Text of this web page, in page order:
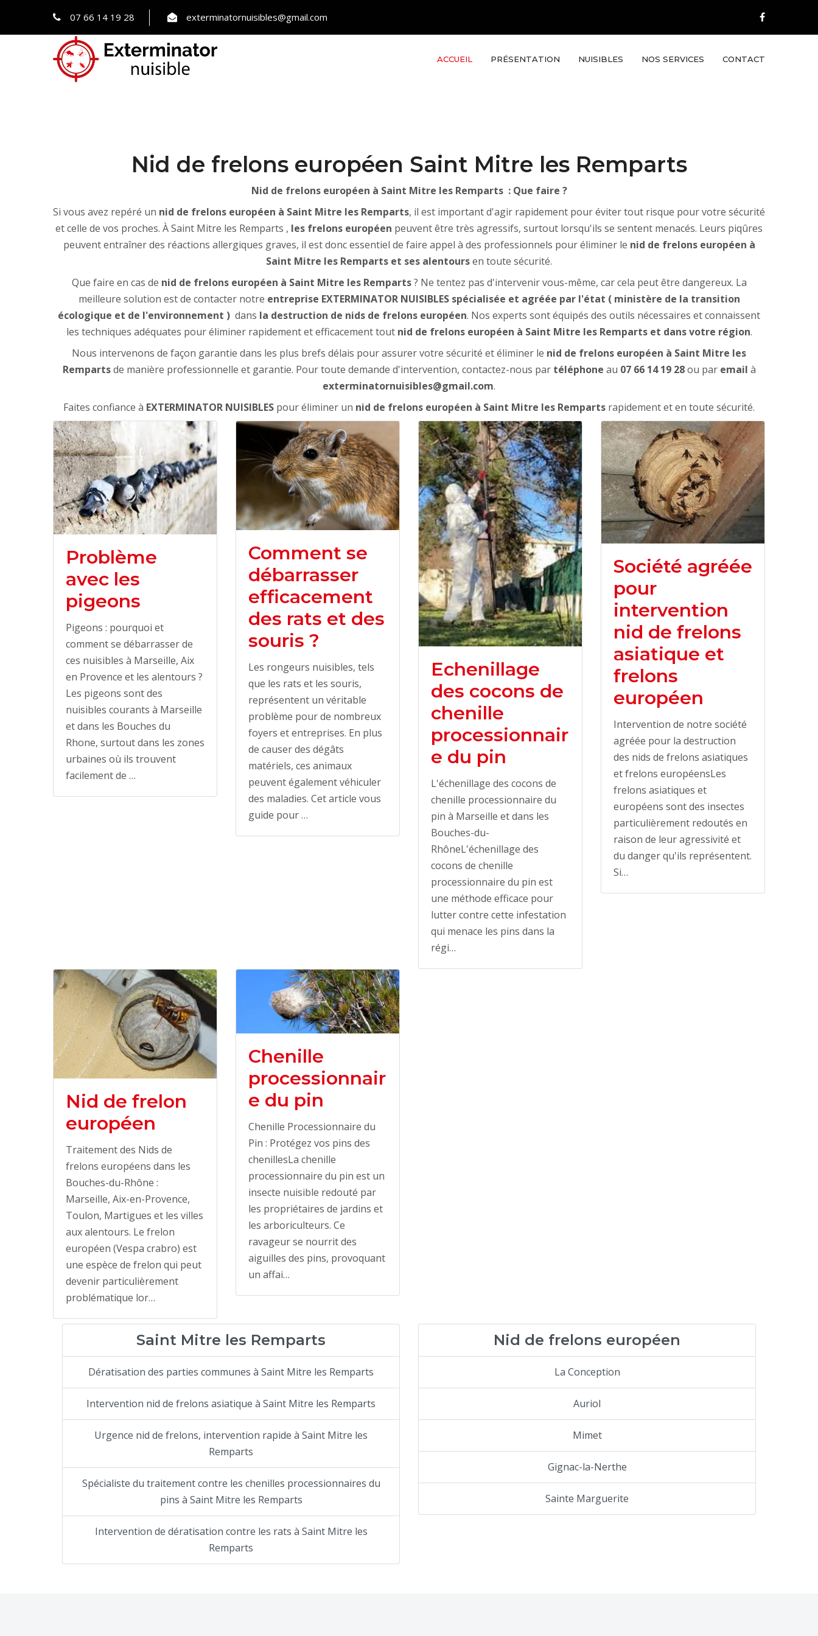
07 66 14 19 28 exterminatornuisibles@gmail.com
ACCUEIL PRÉSENTATION NUISIBLES NOS SERVICES CONTACT
Nid de frelons européen Saint Mitre les Remparts
Nid de frelons européen à Saint Mitre les Remparts : Que faire ?
Si vous avez repéré un nid de frelons européen à Saint Mitre les Remparts, il est important d'agir rapidement pour éviter tout risque pour votre sécurité
et celle de vos proches. À Saint Mitre les Remparts , les frelons européen peuvent être très agressifs, surtout lorsqu'ils se sentent menacés. Leurs piqûres
peuvent entraîner des réactions allergiques graves, il est donc essentiel de faire appel à des professionnels pour éliminer le nid de frelons européen à
Saint Mitre les Remparts et ses alentoursen toute sécurité.
Que faire en cas de nid de frelons européen à Saint Mitre les Remparts? Ne tentez pas d'intervenir vous-même, car cela peut être dangereux. La
meilleure solution est de contacter notre entreprise EXTERMINATOR NUISIBLES spécialisée et agréée par l'état ( ministère de la transition
écologique et de l'environnement ) dans la destruction de nids de frelons européen. Nos experts sont équipés des outils nécessaires et connaissent
les techniques adéquates pour éliminer rapidement et efficacement tout nid de frelons européen à Saint Mitre les Remparts et dans votre région.
Nous intervenons de façon garantie dans les plus brefs délais pour assurer votre sécurité et éliminer le nid de frelons européen à Saint Mitre les
Rempartsde manière professionnelle et garantie. Pour toute demande d'intervention, contactez-nous par téléphone au 07 66 14 19 28ou par email à
exterminatornuisibles@gmail.com.
Faites confiance à EXTERMINATOR NUISIBLES pour éliminer un nid de frelons européen à Saint Mitre les Remparts rapidement et en toute sécurité.
Problème
avec les
pigeons
Pigeons : pourquoi et
comment se débarrasser de
ces nuisibles à Marseille, Aix
en Provence et les alentours ?
Les pigeons sont des
nuisibles courants à Marseille
et dans les Bouches du
Rhone, surtout dans les zones
urbaines où ils trouvent
facilement de …
Comment se
débarrasser
efficacement
des rats et des
souris ?
Les rongeurs nuisibles, tels
que les rats et les souris,
représentent un véritable
problème pour de nombreux
foyers et entreprises. En plus
de causer des dégâts
matériels, ces animaux
peuvent également véhiculer
des maladies. Cet article vous
guide pour …
Echenillage
des cocons de
chenille
processionnair
e du pin
L'échenillage des cocons de
chenille processionnaire du
pin à Marseille et dans les
Bouches-du-
RhôneL'échenillage des
cocons de chenille
processionnaire du pin est
une méthode efficace pour
lutter contre cette infestation
qui menace les pins dans la
régi…
Société agréée
pour
intervention
nid de frelons
asiatique et
frelons
européen
Intervention de notre société
agréée pour la destruction
des nids de frelons asiatiques
et frelons européensLes
frelons asiatiques et
européens sont des insectes
particulièrement redoutés en
raison de leur agressivité et
du danger qu'ils représentent.
Si…
Nid de frelon
européen
Traitement des Nids de
frelons européens dans les
Bouches-du-Rhône :
Marseille, Aix-en-Provence,
Toulon, Martigues et les villes
aux alentours. Le frelon
européen (Vespa crabro) est
une espèce de frelon qui peut
devenir particulièrement
problématique lor…
Chenille
processionnair
e du pin
Chenille Processionnaire du
Pin : Protégez vos pins des
chenillesLa chenille
processionnaire du pin est un
insecte nuisible redouté par
les propriétaires de jardins et
les arboriculteurs. Ce
ravageur se nourrit des
aiguilles des pins, provoquant
un affai…
Saint Mitre les Remparts
Dératisation des parties communes à Saint Mitre les Remparts
Intervention nid de frelons asiatique à Saint Mitre les Remparts
Urgence nid de frelons, intervention rapide à Saint Mitre les
Remparts
Spécialiste du traitement contre les chenilles processionnaires du
pins à Saint Mitre les Remparts
Intervention de dératisation contre les rats à Saint Mitre les
Remparts
Nid de frelons européen
La Conception
Auriol
Mimet
Gignac-la-Nerthe
Sainte Marguerite